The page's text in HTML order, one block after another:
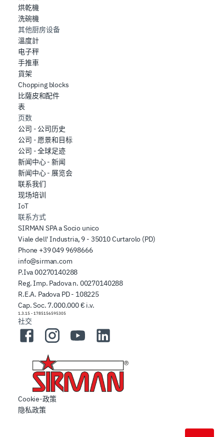
烘乾機
洗碗機
其他厨房设备
溫度計
电子秤
手推車
貨架
Chopping blocks
比薩皮和配件
表
页数
公司 - 公司历史
公司 - 愿景和目标
公司 - 全球足迹
新闻中心 - 新闻
新闻中心 - 展览会
联系我们
现场培训
IoT
联系方式
SIRMAN SPA a Socio unico
Viale dell' Industria, 9 - 35010 Curtarolo (PD)
Phone +39 049 9698666
info@sirman.com
P.Iva 00270140288
Reg. Imp. Padova n. 00270140288
R.E.A. Padova PD - 108225
Cap. Soc. 7.000.000 € i.v.
1.3.15 - 1785156595305
社交
FacebookInstagramYouTubeLinkedIn
Cookie-政策
隐私政策